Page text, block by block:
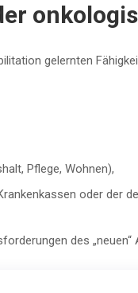
gelernten
Pflege, Wohnen),
oder der
des